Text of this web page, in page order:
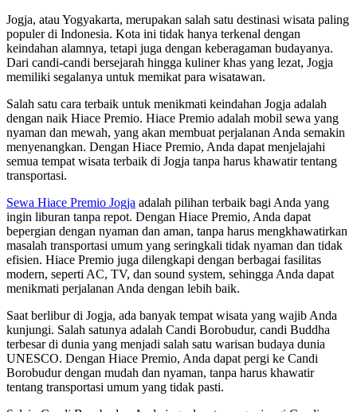
Jogja, atau Yogyakarta, merupakan salah satu destinasi wisata paling
populer di Indonesia. Kota ini tidak hanya terkenal dengan
keindahan alamnya, tetapi juga dengan keberagaman budayanya.
Dari candi-candi bersejarah hingga kuliner khas yang lezat, Jogja
memiliki segalanya untuk memikat para wisatawan.
Salah satu cara terbaik untuk menikmati keindahan Jogja adalah
dengan naik Hiace Premio. Hiace Premio adalah mobil sewa yang
nyaman dan mewah, yang akan membuat perjalanan Anda semakin
menyenangkan. Dengan Hiace Premio, Anda dapat menjelajahi
semua tempat wisata terbaik di Jogja tanpa harus khawatir tentang
transportasi.
Sewa Hiace Premio Jogja adalah pilihan terbaik bagi Anda yang
ingin liburan tanpa repot. Dengan Hiace Premio, Anda dapat
bepergian dengan nyaman dan aman, tanpa harus mengkhawatirkan
masalah transportasi umum yang seringkali tidak nyaman dan tidak
efisien. Hiace Premio juga dilengkapi dengan berbagai fasilitas
modern, seperti AC, TV, dan sound system, sehingga Anda dapat
menikmati perjalanan Anda dengan lebih baik.
Saat berlibur di Jogja, ada banyak tempat wisata yang wajib Anda
kunjungi. Salah satunya adalah Candi Borobudur, candi Buddha
terbesar di dunia yang menjadi salah satu warisan budaya dunia
UNESCO. Dengan Hiace Premio, Anda dapat pergi ke Candi
Borobudur dengan mudah dan nyaman, tanpa harus khawatir
tentang transportasi umum yang tidak pasti.